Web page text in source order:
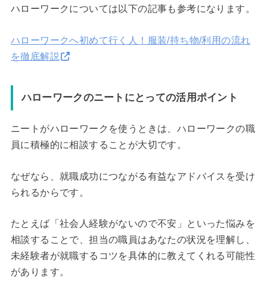
ハローワークについては以下の記事も参考になります。
ハローワークへ初めて行く人！服装/持ち物/利用の流れ
を徹底解説
ハローワークのニートにとっての活用ポイント
ニートがハローワークを使うときは、ハローワークの職
員に積極的に相談することが大切です。
なぜなら、就職成功につながる有益なアドバイスを受け
られるからです。
たとえば「社会人経験がないので不安」といった悩みを
相談することで、担当の職員はあなたの状況を理解し、
未経験者が就職するコツを具体的に教えてくれる可能性
があります。